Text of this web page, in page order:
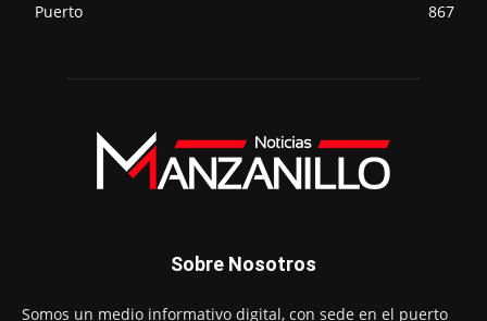
Puerto
867
Sobre Nosotros
Somos un medio informativo digital, con sede en el puerto